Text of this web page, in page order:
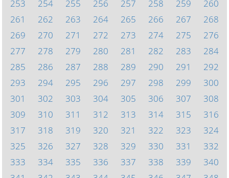
253
254 255 256 257 258 259
260
261
262 263 264 265 266 267
268
269
270 271 272 273 274 275
276
277
278 279 280 281 282 283
284
285
286 287 288 289 290 291
292
293
294 295 296 297 298 299
300
301
302 303 304 305 306 307
308
309
310 311 312 313 314 315
316
317
318 319 320 321 322 323
324
325
326 327 328 329 330 331
332
333
334 335 336 337 338 339
340